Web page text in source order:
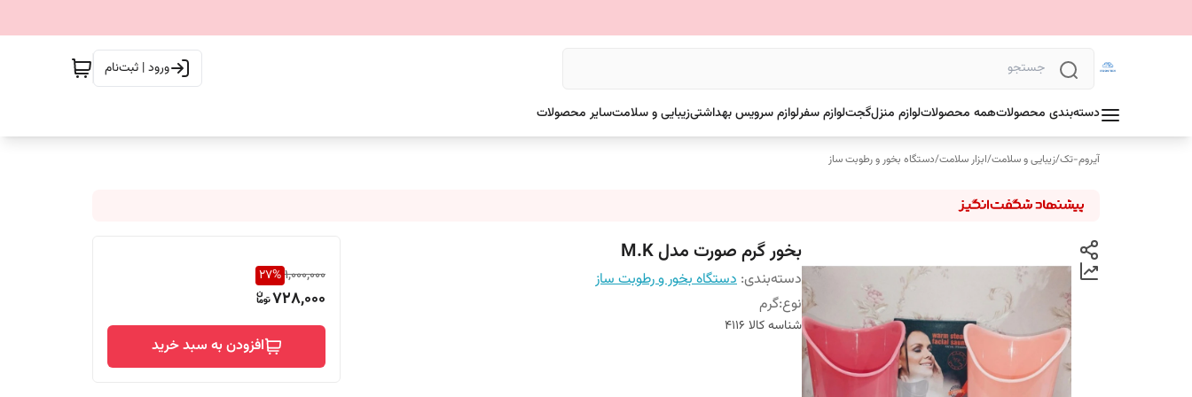
ورود | ثبت‌نام
دسته‌بندی محصولاتهمه محصولاتلوازم منزلگجتلوازم سفرلوازم سرویس بهداشتیزیبایی و سلامتسایر محصولات
آیروم-تک/زیبایی و سلامت/ابزار سلامت/دستگاه بخور و رطوبت ساز
بخور گرم صورت مدل M.K
دسته‌بندی: دستگاه بخور و رطوبت ساز
نوع:گرم
شناسه کالا 4116
1,000,000
27%
728,000
افزودن به سبد خرید